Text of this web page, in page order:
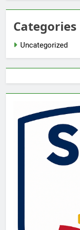
Categories
Uncategorized